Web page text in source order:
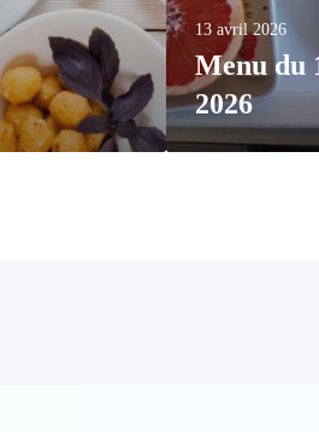
13 avril 2026
Menu du
2026